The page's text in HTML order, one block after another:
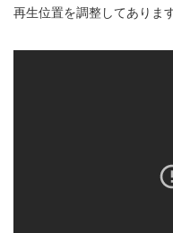
再生位置を調整してあります